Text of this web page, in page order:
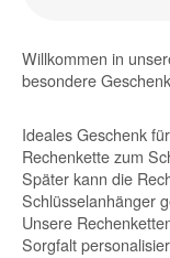
Willkommen in
besondere
Ideales Geschenk
Rechenkette zum
Später kann die
Schlüsselanhänger
Unsere
Sorgfalt